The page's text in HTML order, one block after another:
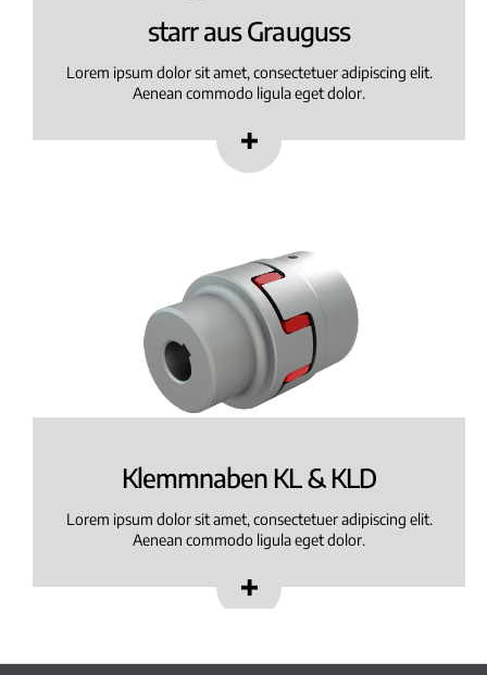
starr aus Grauguss
Lorem ipsum dolor sit amet, consectetuer adipiscing elit.
Aenean commodo ligula eget dolor.
Klemmnaben KL & KLD
Lorem ipsum dolor sit amet, consectetuer adipiscing elit.
Aenean commodo ligula eget dolor.